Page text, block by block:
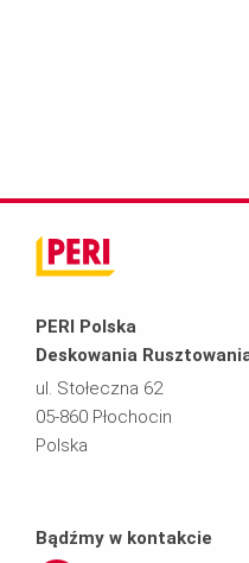
PERI Polska
Deskowania
ul. Stołeczna 62
05-860 Płochocin
Polska
Bądźmy w kontakcie